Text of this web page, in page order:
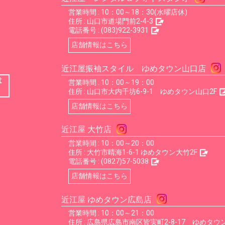
営業時間 : 10：00～18：30(水曜店休)
住所 : 山口市道場門前2-4-3
電話番号 : (083)922-3931
店舗情報はこちら
近江屋振袖スタイル ゆめタウン山口店
営業時間 : 10：00～19：00
住所 : 山口市大内千坊6-9-1 ゆめタウン山口2F
店舗情報はこちら
近江屋 大竹店
営業時間 : 10：00～20：00
住所 : 大竹市晴海1-6-1 ゆめタウン大竹2F
電話番号 : (0827)57-5038
店舗情報はこちら
近江屋 ゆめタウン広島店
営業時間 : 10：00～21：00
住所 : 広島県広島市南区皆実町2-8-17 ゆめタウ